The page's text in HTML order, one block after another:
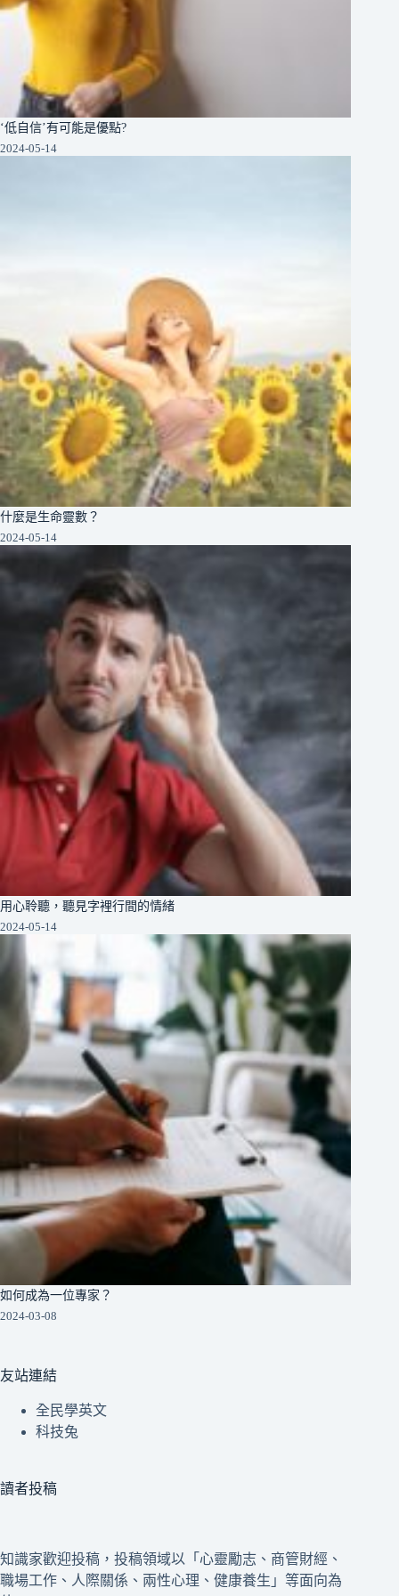
‘低自信’有可能是優點?
2024-05-14
什麼是生命靈數？
2024-05-14
用心聆聽，聽見字裡行間的情緒
2024-05-14
如何成為一位專家？
2024-03-08
友站連結
全民學英文
科技兔
讀者投稿
知識家歡迎投稿，投稿領域以「心靈勵志、商管財經、
職場工作、人際關係、兩性心理、健康養生」等面向為